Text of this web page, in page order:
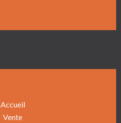
Accueil
Vente